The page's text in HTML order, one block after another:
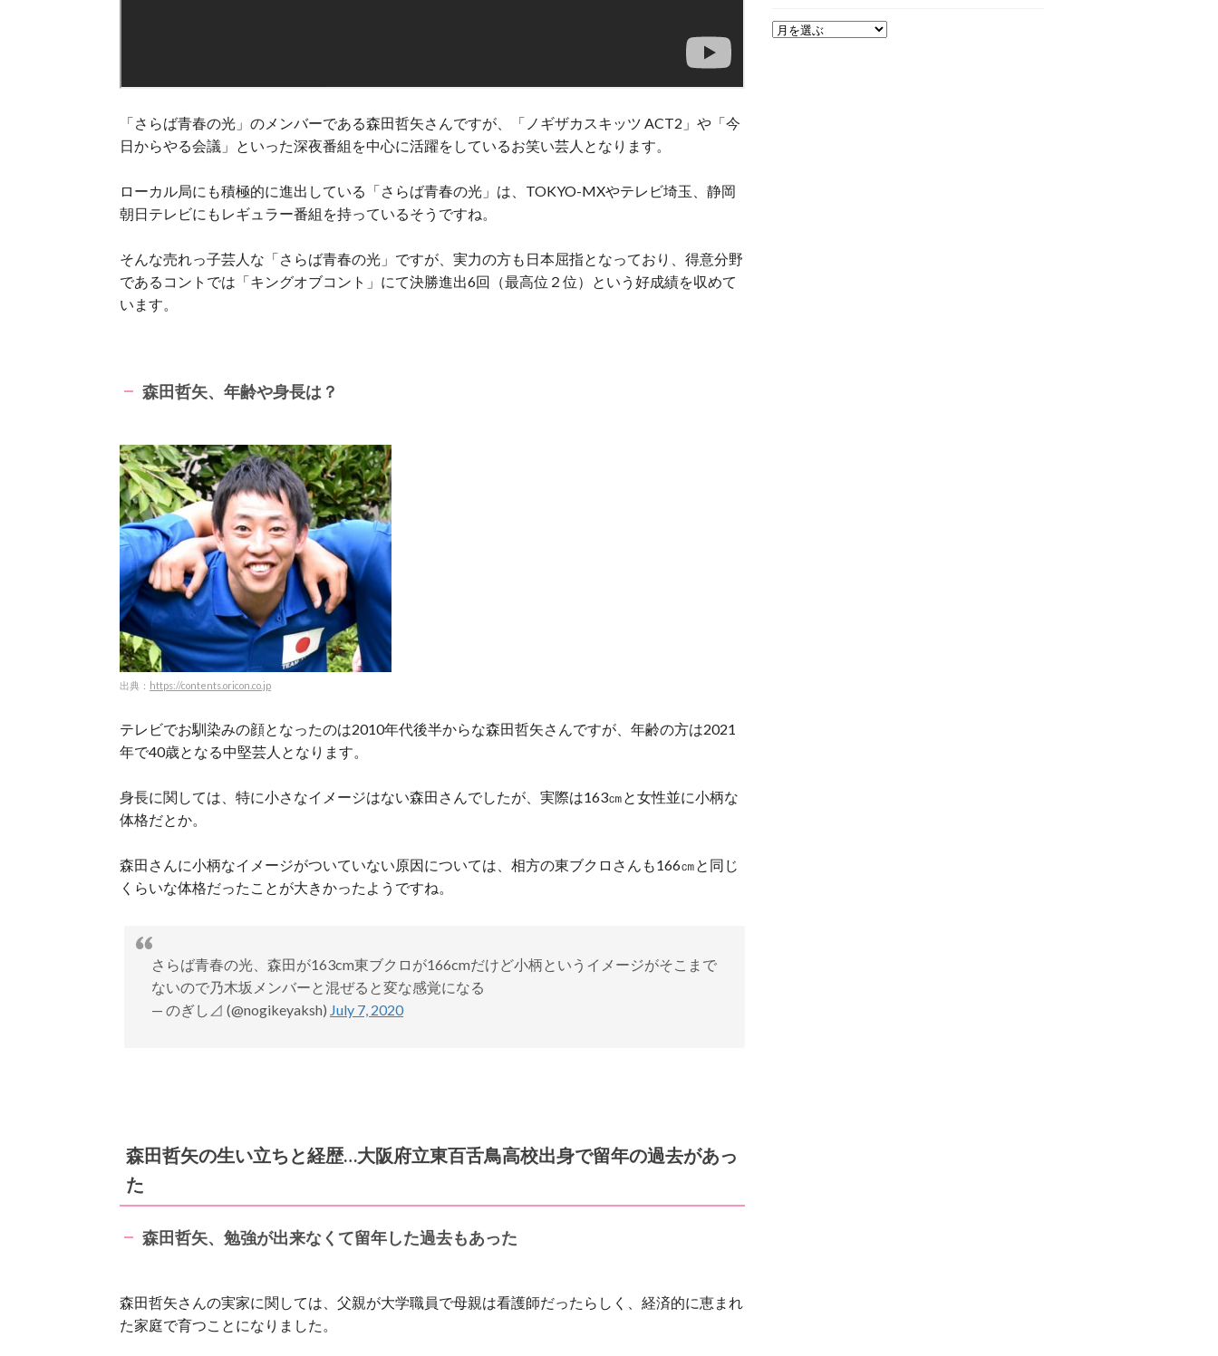
「さらば青春の光」のメンバーである森田哲矢さんですが、「ノギザカスキッツ ACT2」や「今
日からやる会議」といった深夜番組を中心に活躍をしているお笑い芸人となります。
ローカル局にも積極的に進出している「さらば青春の光」は、TOKYO-MXやテレビ埼玉、静岡
朝日テレビにもレギュラー番組を持っているそうですね。
そんな売れっ子芸人な「さらば青春の光」ですが、実力の方も日本屈指となっており、得意分野
であるコントでは「キングオブコント」にて決勝進出6回（最高位２位）という好成績を収めて
います。
森田哲矢、年齢や身長は？
出典： https://contents.oricon.co.jp
テレビでお馴染みの顔となったのは2010年代後半からな森田哲矢さんですが、年齢の方は2021
年で40歳となる中堅芸人となります。
身長に関しては、特に小さなイメージはない森田さんでしたが、実際は163㎝と女性並に小柄な
体格だとか。
森田さんに小柄なイメージがついていない原因については、相方の東ブクロさんも166㎝と同じ
くらいな体格だったことが大きかったようですね。
さらば青春の光、森田が163cm東ブクロが166cmだけど小柄というイメージがそこまで
ないので乃木坂メンバーと混ぜると変な感覚になる
— のぎし⊿ (@nogikeyaksh) July 7, 2020
森田哲矢の生い立ちと経歴…大阪府立東百舌鳥高校出身で留年の過去があっ
た
森田哲矢、勉強が出来なくて留年した過去もあった
森田哲矢さんの実家に関しては、父親が大学職員で母親は看護師だったらしく、経済的に恵まれ
た家庭で育つことになりました。